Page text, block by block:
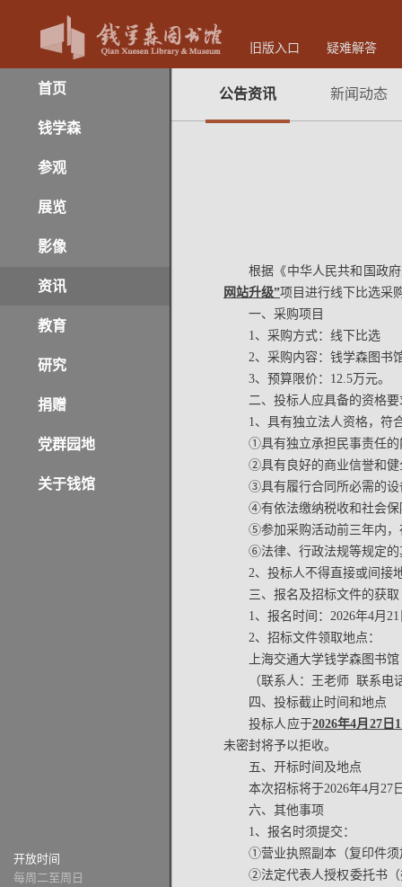
旧版入口 疑难解答
首页
钱学森
参观
展览
影像
资讯
教育
研究
捐赠
党群园地
关于钱馆
开放时间
每周二至周日
公告资讯 新闻动态
根据《中华人民共和国政
网站升级”项目进行线下比选采
一、采购项目
1、采购方式：线下比选
2、采购内容：钱学森图书
3、预算限价：12.5万元。
二、投标人应具备的资格要
1、具有独立法人资格，符
①具有独立承担民事责任的
②具有良好的商业信誉和健
③具有履行合同所必需的设
④有依法缴纳税收和社会保
⑤参加采购活动前三年内，
⑥法律、行政法规等规定的
2、投标人不得直接或间接
三、报名及招标文件的获取
1、报名时间：2026年4月
2、招标文件领取地点：
上海交通大学钱学森图书
（联系人：王老师 联系电
四、投标截止时间和地点
投标人应于2026年4月27日
未密封将予以拒收。
五、开标时间及地点
本次招标将于2026年4月27
六、其他事项
1、报名时须提交：
①营业执照副本（复印件须
②法定代表人授权委托书（